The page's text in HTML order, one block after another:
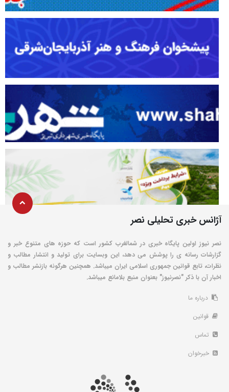
آژانس خبری تحلیلی نصر
نصر نیوز اولین پایگاه خبری در شمالغرب کشور است که حوزه های متنوع خبر و
گزارشات رسانه ی را پوشش می دهد، این وبسایت برای تولید و انتشار مطالب و
نظرات، تابع قوانین جمهوری اسلامی ایران میباشد. همچنین هرگونه بازنشر مطالب و
اخبار آن با ذکر "نصرنیوز" بعنوان منبع بلامانع میباشد.
درباره ما
قوانین
تماس
خبرخوان